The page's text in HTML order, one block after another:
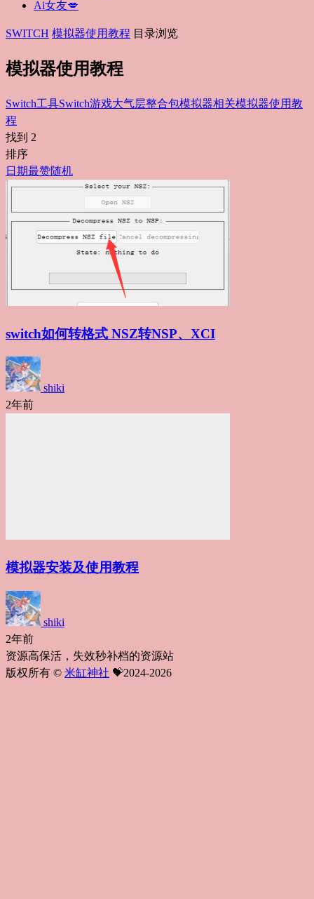
Ai女友💋
SWITCH 模拟器使用教程 目录浏览
模拟器使用教程
Switch工具Switch游戏大气层整合包模拟器相关模拟器使用教
程
找到 2
排序
日期最赞随机
switch如何转格式 NSZ转NSP、XCI
shiki
2年前
模拟器安装及使用教程
shiki
2年前
资源高保活，失效秒补档的资源站
版权所有 © 米缸神社 💝2024-2026